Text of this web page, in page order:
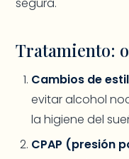
segura.
Tratamiento:
Cambios de
evitar alcohol
la higiene del
CPAP (presión